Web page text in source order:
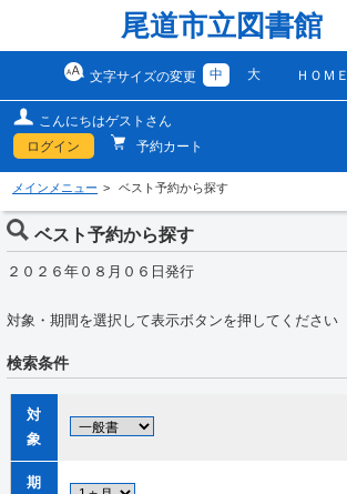
尾道市立図書館
文字サイズの変更 中 大 ＨＯＭＥ
こんにちはゲストさん
ログイン
予約カート
メインメニュー ベスト予約から探す
ベスト予約から探す
２０２６年０８月０６日発行
対象・期間を選択して表示ボタンを押してください
検索条件
対
象
期